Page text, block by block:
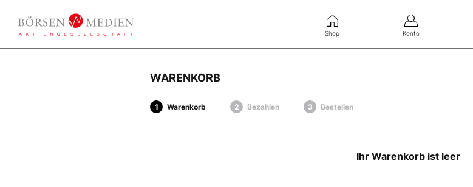
Shop Konto
WARENKORB
Warenkorb Bezahlen Bestellen
Ihr Warenkorb ist leer